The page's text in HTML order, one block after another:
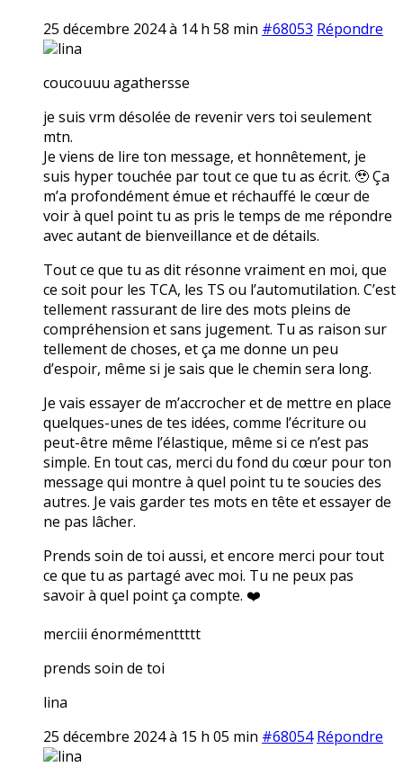
25 décembre 2024 à 14 h 58 min #68053 Répondre
lina
coucouuu agathersse
je suis vrm désolée de revenir vers toi seulement
mtn.
Je viens de lire ton message, et honnêtement, je
suis hyper touchée par tout ce que tu as écrit. 🥹 Ça
m’a profondément émue et réchauffé le cœur de
voir à quel point tu as pris le temps de me répondre
avec autant de bienveillance et de détails.
Tout ce que tu as dit résonne vraiment en moi, que
ce soit pour les TCA, les TS ou l’automutilation. C’est
tellement rassurant de lire des mots pleins de
compréhension et sans jugement. Tu as raison sur
tellement de choses, et ça me donne un peu
d’espoir, même si je sais que le chemin sera long.
Je vais essayer de m’accrocher et de mettre en place
quelques-unes de tes idées, comme l’écriture ou
peut-être même l’élastique, même si ce n’est pas
simple. En tout cas, merci du fond du cœur pour ton
message qui montre à quel point tu te soucies des
autres. Je vais garder tes mots en tête et essayer de
ne pas lâcher.
Prends soin de toi aussi, et encore merci pour tout
ce que tu as partagé avec moi. Tu ne peux pas
savoir à quel point ça compte. ❤️
merciii énormémenttttt
prends soin de toi
lina
25 décembre 2024 à 15 h 05 min #68054 Répondre
lina